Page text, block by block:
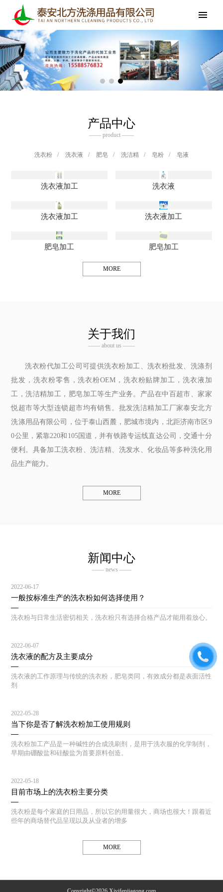
产品中心
—— product ——
洗衣粉 / 洗衣液 / 肥皂 / 洗洁精 / 皂粉 / 皂液
洗衣液加工 洗衣液
洗衣液加工 洗衣液加工
肥皂加工 肥皂加工
MORE
关于我们
—— about us ——
洗衣粉代加工公司可提供洗衣粉加工、洗衣粉批发、洗涤剂
批发，洗衣粉零售，洗衣粉OEM，洗衣粉贴牌加工，洗衣液加
工，洗洁精加工，肥皂加工等生产业务。产品在中百超市、家家
悦超市等大型连锁超市均有销售。批发洗洁精加工厂家泰安北方
洗涤用品有限公司，位于泰山西麓，肥城市境内，北距济南市区9
0公里，紧靠220和105国道，并有铁路专运线直达公司，交通十分
便利。具备加工洗衣粉、洗洁精、洗发水、化妆品等多种洗化用
品生产能力。
MORE
新闻中心
—— news ——
2022-06-17
一般按标准生产的洗衣粉如何选择使用？
洗衣粉与日常生活密切相关，洗衣粉只有选择合格产品才能用着放心。
2022-06-07
洗衣液的配方及主要成分
洗衣液的工作原理与传统的洗衣粉，肥皂类同，有效成分都是表面活性
剂
2022-05-28
当下你是否了解洗衣粉加工使用规则
洗衣粉加工产品是一种碱性的合成洗刷剂，是用于洗衣服的化学制剂，
早期由硼酸盐和硅酸盐为首要原料创造。
2022-05-18
目前市场上的洗衣粉主要分类
洗衣粉是每个家庭的日用品，所以它的用量很大，商场也很大！跟着近
些年的商场替代品呈现以及从业者的增多
MORE